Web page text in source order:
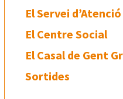
El Servei
El Centre Social
El Casal de Gent
Sortides